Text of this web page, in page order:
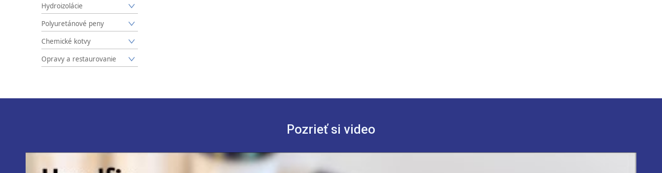
Hydroizolácie
Polyuretánové peny
Chemické kotvy
Opravy a restaurovanie
Pozrieť si video